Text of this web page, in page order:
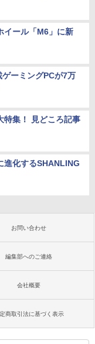
イール「M6」に新
ーミングPCが7万
特集！ 見どころ記事
進化するSHANLING
お問い合わせ
編集部へのご連絡
会社概要
商取引法に基づく表示